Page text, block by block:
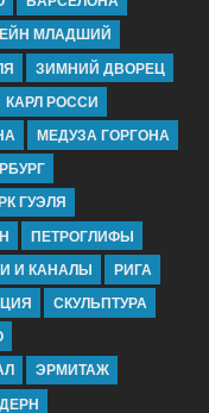
МЛАДШИЙ
ЗИМНИЙ ДВОРЕЦ
КАРЛ РОССИ
МЕДУЗА ГОРГОНА
ГУЭЛЯ
ПЕТРОГЛИФЫ
И КАНАЛЫ
РИГА
СКУЛЬПТУРА
ЭРМИТАЖ